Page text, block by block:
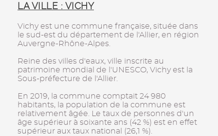
LA VILLE : VICHY
Vichy est une commune française, située dans
le sud-est du département de l'Allier, en région
Auvergne-Rhône-Alpes.
Reine des villes d'eaux, ville inscrite au
patrimoine mondial de l'UNESCO, Vichy est la
Sous-préfecture de l'Allier.
En 2019, la commune comptait 24 980
habitants, la population de la commune est
relativement âgée. Le taux de personnes d'un
âge supérieur à soixante ans (42 %) est en effet
supérieur aux taux national (26,1 %).